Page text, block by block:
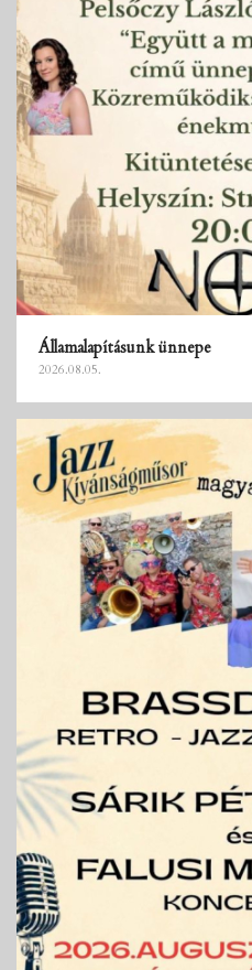
Államalapításunk ünnepe
2026.08.05.